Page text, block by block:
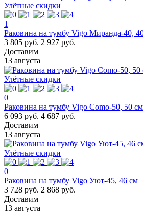
Улётные скидки
1
Раковина на тумбу Vigo Миранда-40,
3 805 руб. 2 927 руб.
Доставим
13 августа
Улётные скидки
0
Раковина на тумбу Vigo Como-50, 50 см
6 093 руб. 4 687 руб.
Доставим
13 августа
Улётные скидки
0
Раковина на тумбу Vigo Уют-45, 46 см
3 728 руб. 2 868 руб.
Доставим
13 августа